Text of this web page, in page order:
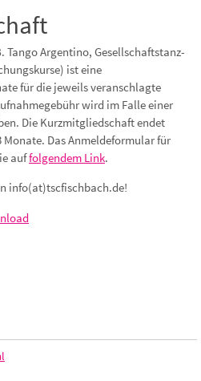
Tango Argentino, Gesellschaftstanz-
ist eine
für die jeweils veranschlagte
wird im Falle einer
Die Kurzmitgliedschaft endet
Das Anmeldeformular für
auffolgendem Link.
info(at)tscfischbach.de!